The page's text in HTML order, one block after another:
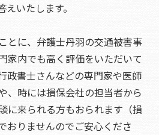
いたします。
とに、弁護士丹羽の交通被害事
家内でも高く評価をいただいて
政書士さんなどの専門家や医師
、時には損保会社の担当者から
に来られる方もおられます（損
おりませんのでご安心くださ